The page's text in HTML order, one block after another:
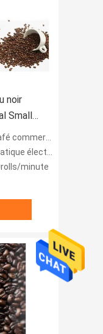
noir
Small
électrique
minute